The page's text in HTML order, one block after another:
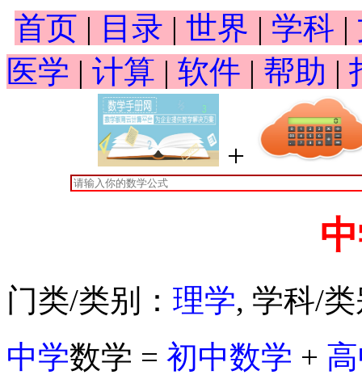
首页 | 目录 | 世界 | 学科 |
医学 | 计算 | 软件 | 帮助 |
+
门类/类别： 理学, 学科/
中学数学 = 初中数学 +